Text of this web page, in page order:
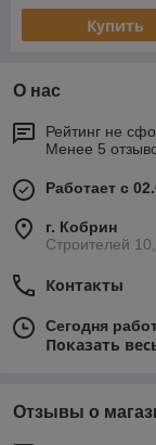
Купить
О нас
Рейтинг не
Менее 5
Работает с
г. Кобрин
Строителей
Контакты
Сегодня
Показать
Отзывы о